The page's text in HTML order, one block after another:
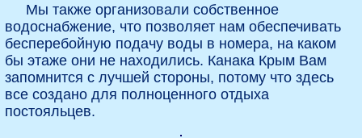
Мы также организовали собственное
водоснабжение, что позволяет нам обеспечивать
бесперебойную подачу воды в номера, на каком
бы этаже они не находились. Канака Крым Вам
запомнится с лучшей стороны, потому что здесь
все создано для полноценного отдыха
постояльцев.